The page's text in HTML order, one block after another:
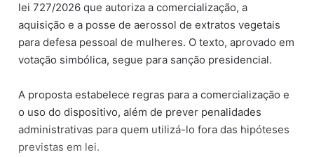
lei 727/2026 que autoriza a comercialização, a
aquisição e a posse de aerossol de extratos vegetais
para defesa pessoal de mulheres. O texto, aprovado em
votação simbólica, segue para sanção presidencial.
A proposta estabelece regras para a comercialização e
o uso do dispositivo, além de prever penalidades
administrativas para quem utilizá-lo fora das hipóteses
previstas em lei.